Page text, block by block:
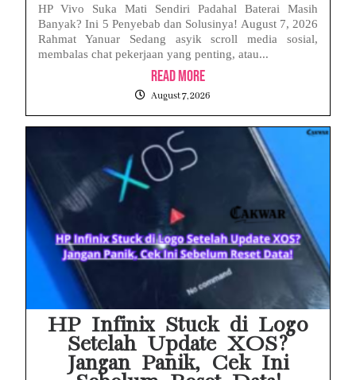
HP Vivo Suka Mati Sendiri Padahal Baterai Masih
Banyak? Ini 5 Penyebab dan Solusinya! August 7, 2026
Rahmat Yanuar Sedang asyik scroll media sosial,
membalas chat pekerjaan yang penting, atau...
Read More
August 7, 2026
HP Infinix Stuck di Logo
Setelah Update XOS?
Jangan Panik, Cek Ini